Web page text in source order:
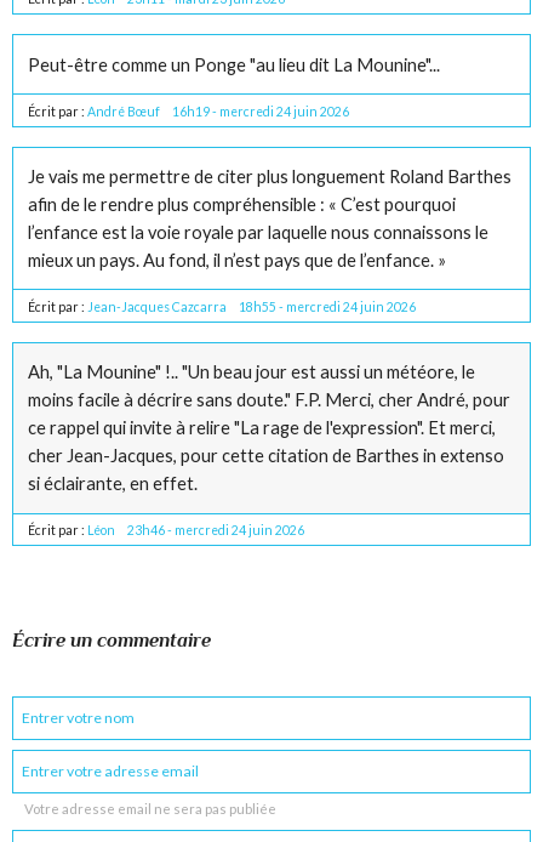
Peut-être comme un Ponge "au lieu dit La Mounine"...
Écrit par :André Bœuf 16h19- mercredi 24 juin 2026
Je vais me permettre de citer plus longuement Roland Barthes
afin de le rendre plus compréhensible : « C’est pourquoi
l’enfance est la voie royale par laquelle nous connaissons le
mieux un pays. Au fond, il n’est pays que de l’enfance. »
Écrit par : Jean-Jacques Cazcarra 18h55 - mercredi 24 juin 2026
Ah, "La Mounine" !.. "Un beau jour est aussi un météore, le
moins facile à décrire sans doute." F.P. Merci, cher André, pour
ce rappel qui invite à relire "La rage de l'expression". Et merci,
cher Jean-Jacques, pour cette citation de Barthes in extenso
si éclairante, en effet.
Écrit par : Léon 23h46- mercredi 24 juin 2026
Écrire un commentaire
Votre adresse email ne sera pas publiée